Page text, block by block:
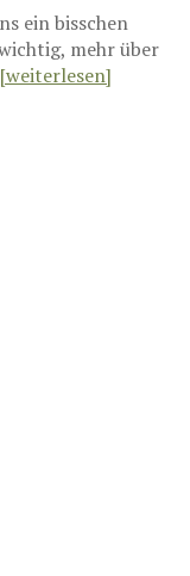
ein bisschen
mehr über
[weiterlesen]